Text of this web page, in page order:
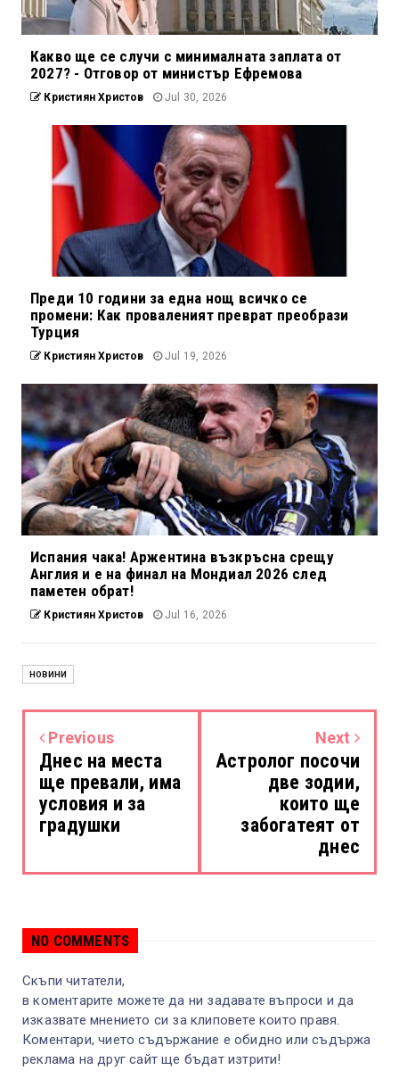
Какво ще се случи с минималната заплата от
2027? - Отговор от министър Ефремова
Кристиян Христов Jul 30, 2026
Преди 10 години за една нощ всичко се
промени: Как проваленият преврат преобрази
Турция
Кристиян Христов Jul 19, 2026
Испания чака! Аржентина възкръсна срещу
Англия и е на финал на Мондиал 2026 след
паметен обрат!
Кристиян Христов Jul 16, 2026
НОВИНИ
Previous
Днес на места
ще превали, има
условия и за
градушки
Next
Астролог посочи
две зодии,
които ще
забогатеят от
днес
NO COMMENTS
Скъпи читатели,
в коментарите можете да ни задавате въпроси и да
изказвате мнението си за клиповете които правя.
Коментари, чието съдържание е обидно или съдържа
реклама на друг сайт ще бъдат изтрити!